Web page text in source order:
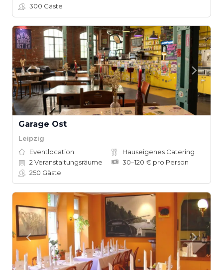
300 Gäste
Garage Ost
Leipzig
Eventlocation
Hauseigenes Catering
2 Veranstaltungsräume
30–120 € pro Person
250 Gäste